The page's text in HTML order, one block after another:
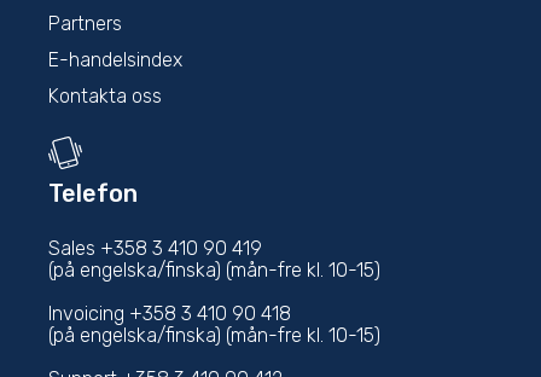
Partners
E-handelsindex
Kontakta oss
Telefon
Sales +358 3 410 90 419
(på engelska/finska) (mån-fre kl. 10-15)
Invoicing +358 3 410 90 418
(på engelska/finska) (mån-fre kl. 10-15)